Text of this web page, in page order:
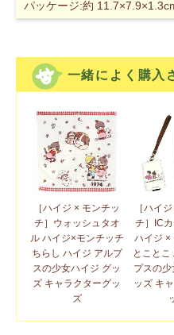
パッケージ:約
一緒によく購入
［ハイジ × モンチッ
チ］ウォッシュタオ
ル ハイジ×モンチッチ
ちらし ハイジ アルプ
スの少女ハイジ グッ
ズ キャラクターグッ
ズ
［ハイ
チ］IC
ハイジ ×
とことこ
プスの
ッズ キ